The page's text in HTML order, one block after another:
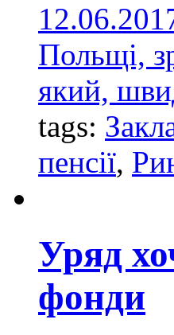
Польщі,
який,
tags:
пенсії,
Уряд
фонди